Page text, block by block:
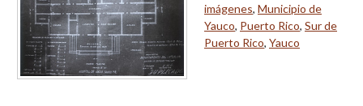
imágenes, Municipio de
Yauco, Puerto Rico, Sur de
Puerto Rico, Yauco